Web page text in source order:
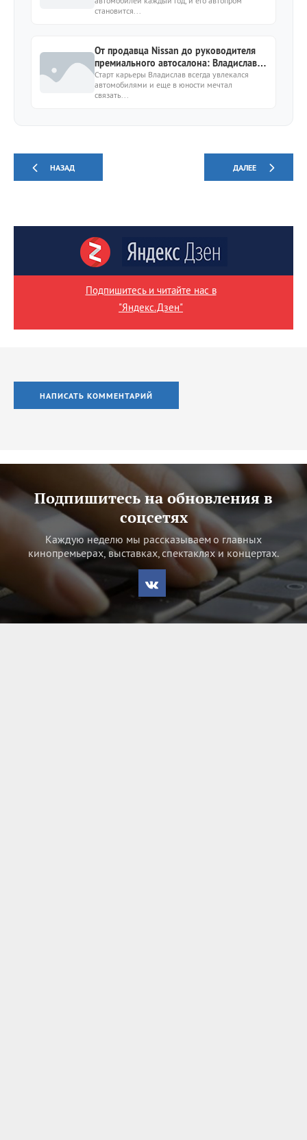
становится...
От продавца Nissan до руководителя
премиального автосалона: Владислав
Коваль поделился своей историей
успеха
Старт карьеры Владислав всегда увлекался
автомобилями и еще в юности мечтал
связать...
НАЗАД ДАЛЕЕ
Подпишитесь и читайте нас в
"Яндекс.Дзен"
НАПИСАТЬ КОММЕНТАРИЙ
Подпишитесь на обновления в
соцсетях
Каждую неделю мы рассказываем о главных
кинопремьерах, выставках, спектаклях и концертах.